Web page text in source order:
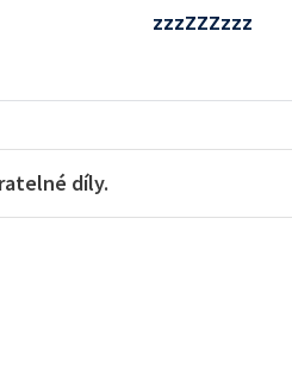
zzzZZZzzz
díly.